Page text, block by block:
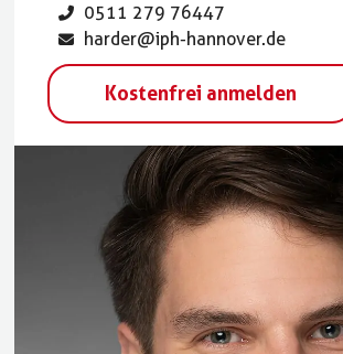
0511 279 76447
harder@iph-hannover.de
Kostenfrei anmelden